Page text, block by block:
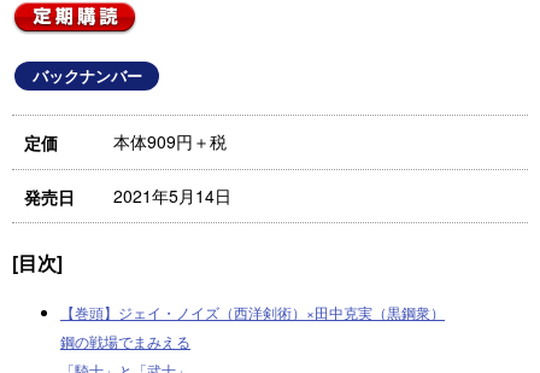
バックナンバー
定価 本体909円＋税
発売日 2021年5月14日
[目次]
【巻頭】ジェイ・ノイズ（西洋剣術）×田中克実（黒鋼衆）
鋼の戦場でまみえる